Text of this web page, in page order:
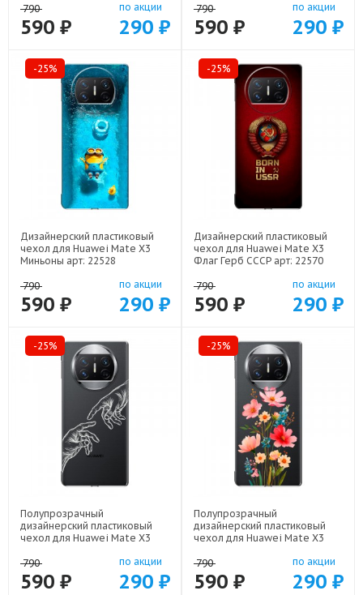
790
590 ₽
по акции
290 ₽
790
590 ₽
по акции
290 ₽
-25%
Дизайнерский пластиковый
чехол для Huawei Mate X3
Миньоны арт: 22528
790
590 ₽
по акции
290 ₽
-25%
Дизайнерский пластиковый
чехол для Huawei Mate X3
Флаг Герб СССР арт: 22570
790
590 ₽
по акции
290 ₽
-25%
Полупрозрачный
дизайнерский пластиковый
чехол для Huawei Mate X3
790
590 ₽
по акции
290 ₽
-25%
Полупрозрачный
дизайнерский пластиковый
чехол для Huawei Mate X3
790
590 ₽
по акции
290 ₽